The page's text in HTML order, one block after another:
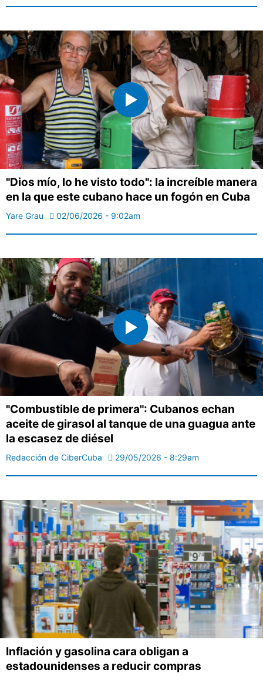
"Dios mío, lo he visto todo": la increíble manera
en la que este cubano hace un fogón en Cuba
Yare Grau 02/06/2026 - 9:02am
"Combustible de primera": Cubanos echan
aceite de girasol al tanque de una guagua ante
la escasez de diésel
Redacción de CiberCuba 29/05/2026 - 8:29am
Inflación y gasolina cara obligan a
estadounidenses a reducir compras